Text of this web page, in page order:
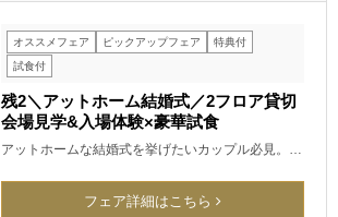
オススメフェア ピックアップフェア
特典付
試食付
残2＼アットホーム結婚式／2フロア貸切
会場見学&入場体験×豪華試食
アットホームな結婚式を挙げたいカップル必見。…
フェア詳細はこちら